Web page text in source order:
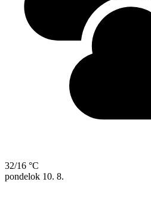
32/16 °C
pondelok 10. 8.